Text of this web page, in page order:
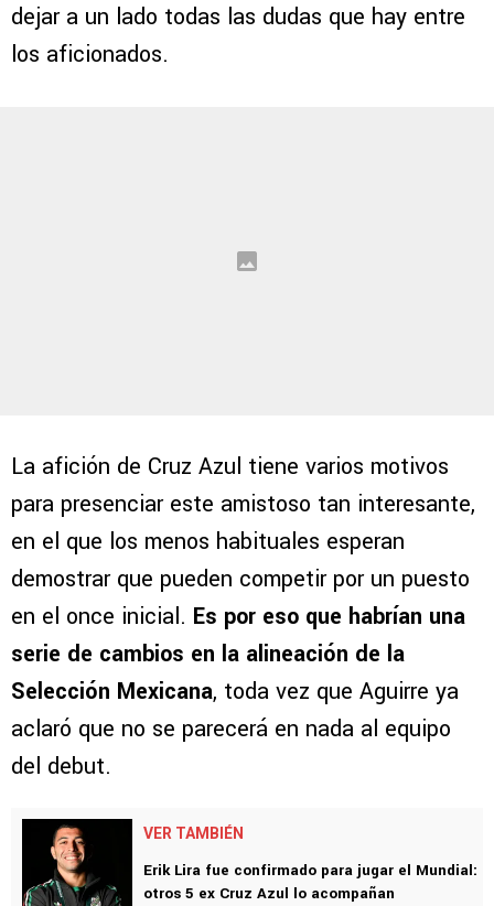
dejar a un lado todas las dudas que hay entre
los aficionados.
La afición de Cruz Azul tiene varios motivos
para presenciar este amistoso tan interesante,
en el que los menos habituales esperan
demostrar que pueden competir por un puesto
en el once inicial. Es por eso que habrían una
serie de cambios en la alineación de la
Selección Mexicana, toda vez que Aguirre ya
aclaró que no se parecerá en nada al equipo
del debut.
VER TAMBIÉN
Erik Lira fue confirmado para jugar el Mundial:
otros 5 ex Cruz Azul lo acompañan